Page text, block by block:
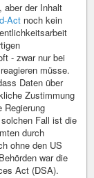
aber der Inhalt
Act noch kein
- zwar nur bei
müsse.
Daten über
Zustimmung
Regierung
Fall ist die
durch
ohne den US
war die
Act (DSA).